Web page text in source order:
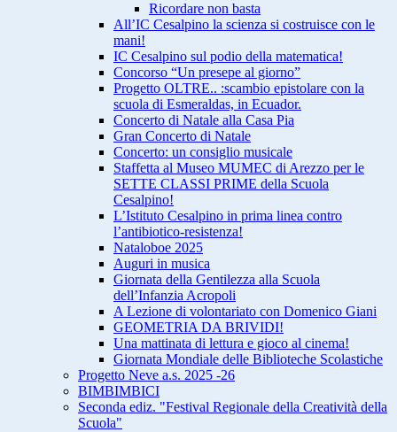
Ricordare non basta
All’IC Cesalpino la scienza si costruisce con le
mani!
IC Cesalpino sul podio della matematica!
Concorso “Un presepe al giorno”
Progetto OLTRE.. :scambio epistolare con la
scuola di Esmeraldas, in Ecuador.
Concerto di Natale alla Casa Pia
Gran Concerto di Natale
Concerto: un consiglio musicale
Staffetta al Museo MUMEC di Arezzo per le
SETTE CLASSI PRIME della Scuola
Cesalpino!
L’Istituto Cesalpino in prima linea contro
l’antibiotico-resistenza!
Nataloboe 2025
Auguri in musica
Giornata della Gentilezza alla Scuola
dell’Infanzia Acropoli
A Lezione di volontariato con Domenico Giani
GEOMETRIA DA BRIVIDI!
Una mattinata di lettura e gioco al cinema!
Giornata Mondiale delle Biblioteche Scolastiche
Progetto Neve a.s. 2025 -26
BIMBIMBICI
Seconda ediz. "Festival Regionale della Creatività della
Scuola"